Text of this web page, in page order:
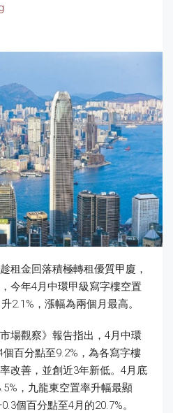
租金回落積極轉租優質甲廈，
今年4月中環甲級寫字樓空置
2.1%，漲幅為兩個月最高。
場觀察》報告指出，4月中環
百分點至9.2%，為各寫字樓
改善，並創近3年新低。4月底
，九龍東空置率升幅最顯
個百分點至4月的20.7%。